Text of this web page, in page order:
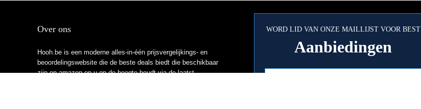
Over ons
Hooh.be is een moderne alles-in-één prijsvergelijkings- en
beoordelingswebsite die de beste deals biedt die beschikbaar
zijn op amazon en u op de hoogte houdt via de laatst
WORD LID VAN ONZE MAILLIJST VOOR BEST
Aanbiedingen